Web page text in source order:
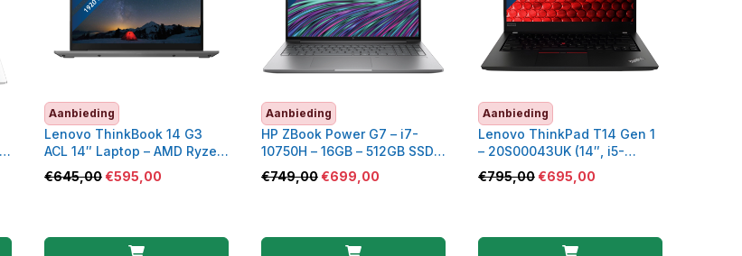
Aanbieding
Lenovo ThinkBook 14 G3
ACL 14″ Laptop – AMD Ryzen
5, 8 GB RAM, 256 GB SSD
€645,00€595,00
Aanbieding
HP ZBook Power G7 – i7-
10750H – 16GB – 512GB SSD –
Quadro T1000 – 453C8ES
(Refurbished)
€749,00€699,00
Aanbieding
Lenovo ThinkPad T14 Gen 1
– 20S00043UK (14″, i5-
10210U, 8 GB, 256 GB SSD)
€795,00€695,00